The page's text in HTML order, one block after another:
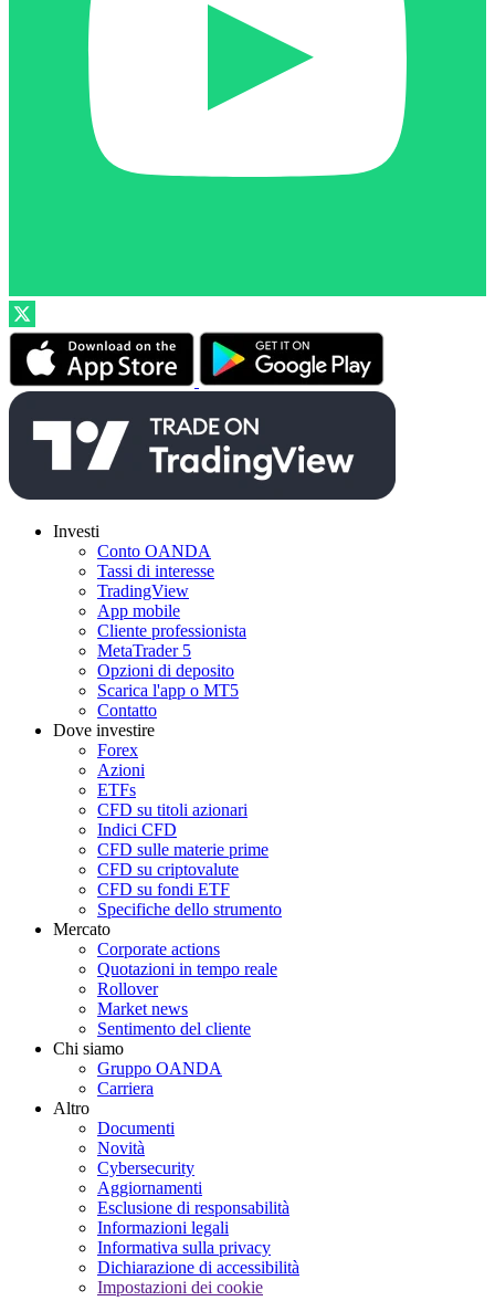
Investi
Conto OANDA
Tassi di interesse
TradingView
App mobile
Cliente professionista
MetaTrader 5
Opzioni di deposito
Scarica l'app o MT5
Contatto
Dove investire
Forex
Azioni
ETFs
CFD su titoli azionari
Indici CFD
CFD sulle materie prime
CFD su criptovalute
CFD su fondi ETF
Specifiche dello strumento
Mercato
Corporate actions
Quotazioni in tempo reale
Rollover
Market news
Sentimento del cliente
Chi siamo
Gruppo OANDA
Carriera
Altro
Documenti
Novità
Cybersecurity
Aggiornamenti
Esclusione di responsabilità
Informazioni legali
Informativa sulla privacy
Dichiarazione di accessibilità
Impostazioni dei cookie